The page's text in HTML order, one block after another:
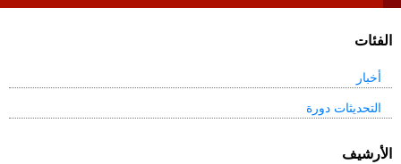
الفئات
أخبار
التحديثات دورة
الأرشيف